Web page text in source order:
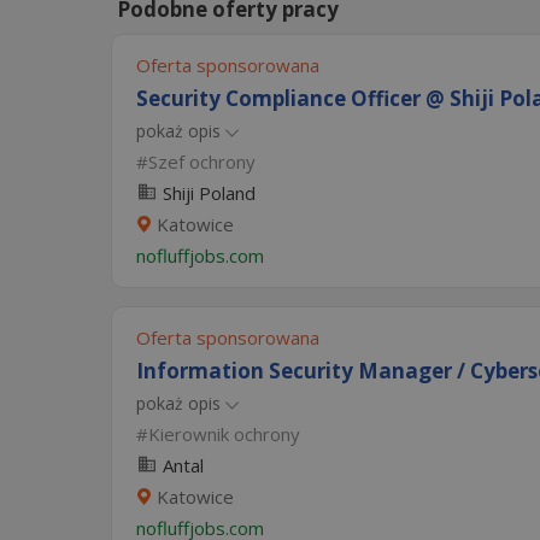
Podobne oferty pracy
Oferta sponsorowana
Security Compliance Officer @ Shiji
pokaż opis
Szef ochrony
Shiji Poland
Katowice
nofluffjobs.com
Oferta sponsorowana
Information Security Manager /
pokaż opis
Kierownik ochrony
Antal
Katowice
nofluffjobs.com